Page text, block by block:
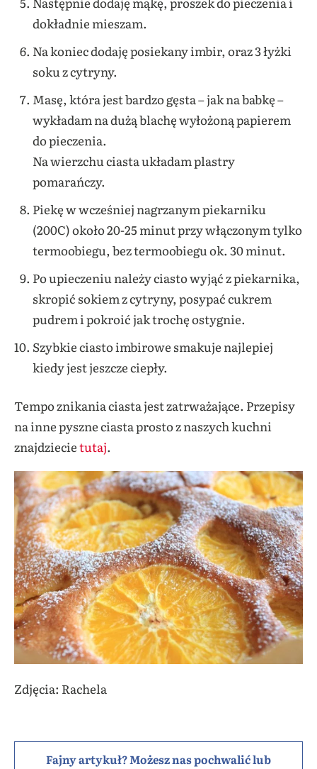
dokładnie mieszam.
Na koniec dodaję posiekany imbir, oraz 3 łyżki
soku z cytryny.
Masę, która jest bardzo gęsta – jak na babkę –
wykładam na dużą blachę wyłożoną papierem
do pieczenia.
Na wierzchu ciasta układam plastry
pomarańczy.
Piekę w wcześniej nagrzanym piekarniku
(200C) około 20-25 minut przy włączonym tylko
termoobiegu, bez termoobiegu ok. 30 minut.
Po upieczeniu należy ciasto wyjąć z piekarnika,
skropić sokiem z cytryny, posypać cukrem
pudrem i pokroić jak trochę ostygnie.
Szybkie ciasto imbirowe smakuje najlepiej
kiedy jest jeszcze ciepły.
Tempo znikania ciasta jest zatrważające. Przepisy
na inne pyszne ciasta prosto z naszych kuchni
znajdziecietutaj.
Zdjęcia: Rachela
Fajny artykuł? Możesz nas pochwalić lub